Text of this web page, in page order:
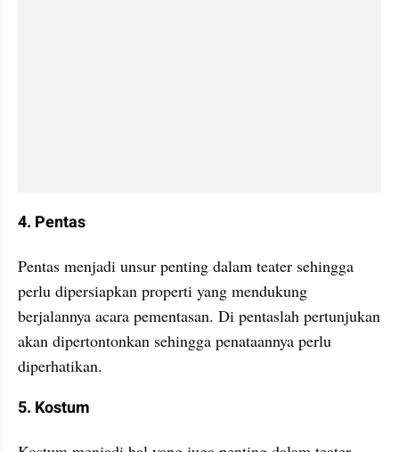
4. Pentas
Pentas menjadi unsur penting dalam teater sehingga
perlu dipersiapkan properti yang mendukung
berjalannya acara pementasan. Di pentaslah pertunjukan
akan dipertontonkan sehingga penataannya perlu
diperhatikan.
5. Kostum